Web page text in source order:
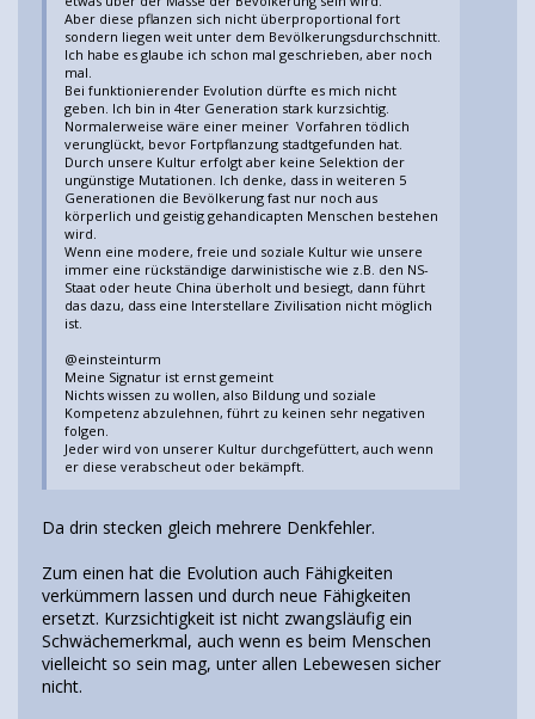
Aber diese pflanzen sich nicht überproportional fort
sondern liegen weit unter dem Bevölkerungsdurchschnitt.
Ich habe es glaube ich schon mal geschrieben, aber noch
mal.
Bei funktionierender Evolution dürfte es mich nicht
geben. Ich bin in 4ter Generation stark kurzsichtig.
Normalerweise wäre einer meiner Vorfahren tödlich
verunglückt, bevor Fortpflanzung stadtgefunden hat.
Durch unsere Kultur erfolgt aber keine Selektion der
ungünstige Mutationen. Ich denke, dass in weiteren 5
Generationen die Bevölkerung fast nur noch aus
körperlich und geistig gehandicapten Menschen bestehen
wird.
Wenn eine modere, freie und soziale Kultur wie unsere
immer eine rückständige darwinistische wie z.B. den NS-
Staat oder heute China überholt und besiegt, dann führt
das dazu, dass eine Interstellare Zivilisation nicht möglich
ist.
@einsteinturm
Meine Signatur ist ernst gemeint
Nichts wissen zu wollen, also Bildung und soziale
Kompetenz abzulehnen, führt zu keinen sehr negativen
folgen.
Jeder wird von unserer Kultur durchgefüttert, auch wenn
er diese verabscheut oder bekämpft.
Da drin stecken gleich mehrere Denkfehler.
Zum einen hat die Evolution auch Fähigkeiten
verkümmern lassen und durch neue Fähigkeiten
ersetzt. Kurzsichtigkeit ist nicht zwangsläufig ein
Schwächemerkmal, auch wenn es beim Menschen
vielleicht so sein mag, unter allen Lebewesen sicher
nicht.